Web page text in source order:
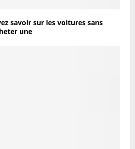
savoir sur les voitures sans
une